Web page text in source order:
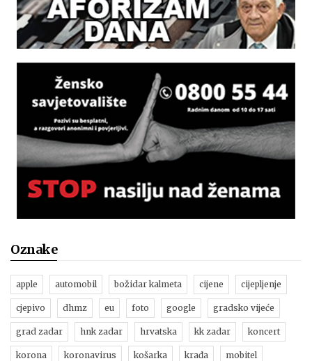
Oznake
apple automobil božidar kalmeta cijene cijepljenje
cjepivo dhmz eu foto google gradsko vijeće
grad zadar hnk zadar hrvatska kk zadar koncert
korona koronavirus košarka krađa mobitel